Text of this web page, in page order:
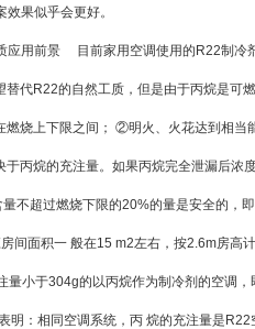
管的方案效果似乎会更
前家用空调使用的R22制冷剂将
替代R22的自然工质，但是由于丙烷是可
烧上下限之间； ②明火、火花达到相当
于丙烷的充注量。如果丙烷完全泄漏后浓
量不超过燃烧下限的20%的量是安全的
间面积一 般在15 m2左右，按2.6m房高
小于304g的以丙烷作为制冷剂的空调，
明：相同空调系统，丙 烷的充注量是